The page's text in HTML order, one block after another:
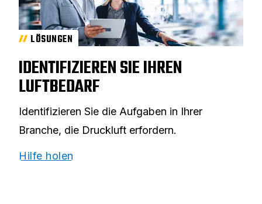
LÖSUNGEN
IDENTIFIZIEREN SIE IHREN
LUFTBEDARF
Identifizieren Sie die Aufgaben in Ihrer
Branche, die Druckluft erfordern.
Hilfe holen